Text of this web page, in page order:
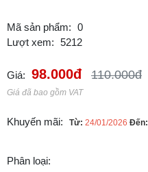
Mã sản phẩm: 0
Lượt xem: 5212
Giá: 98.000đ 110.000đ
Giá đã bao gồm VAT
Khuyến mãi: Từ: 24/01/2026 Đến:
Phân loại: